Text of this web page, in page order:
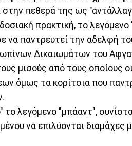
στην πεθερά της ως
πρακτική, το
να παντρευτεί την αδελφή
Δικαιωμάτων του
μισούς από τους οποίους
όμως τα κορίτσια που
το λεγόμενο "μπάαντ",
να επιλύονται διαμάχες